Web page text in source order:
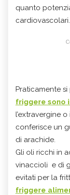
quanto
cardiovascolari.
Praticamente
friggere sono
l’extravergine
conferisce un
di arachide.
Gli oli ricchi in
vinaccioli e di
evitati per la
friggere